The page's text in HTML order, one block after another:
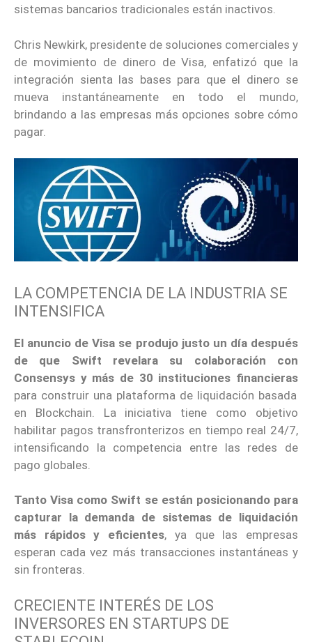
sistemas bancarios tradicionales están inactivos.
Chris Newkirk, presidente de soluciones comerciales y
de movimiento de dinero de Visa, enfatizó que la
integración sienta las bases para que el dinero se
mueva instantáneamente en todo el mundo,
brindando a las empresas más opciones sobre cómo
pagar.
LA COMPETENCIA DE LA INDUSTRIA SE
INTENSIFICA
El anuncio de Visa se produjo justo un día después
de que Swift revelara su colaboración con
Consensys y más de 30 instituciones financieras
para construir una plataforma de liquidación basada
en Blockchain. La iniciativa tiene como objetivo
habilitar pagos transfronterizos en tiempo real 24/7,
intensificando la competencia entre las redes de
pago globales.
Tanto Visa como Swift se están posicionando para
capturar la demanda de sistemas de liquidación
más rápidos y eficientes, ya que las empresas
esperan cada vez más transacciones instantáneas y
sin fronteras.
CRECIENTE INTERÉS DE LOS
INVERSORES EN STARTUPS DE